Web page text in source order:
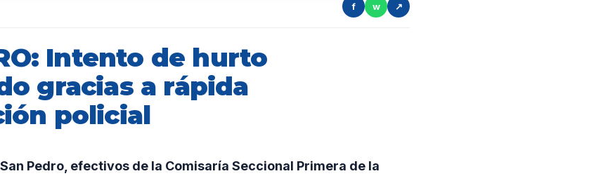
f w ↗
Intento de hurto
gracias a rápida
policial
San Pedro, efectivos de la Comisaría Seccional Primera de la